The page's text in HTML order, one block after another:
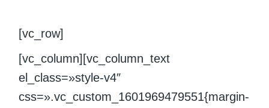
[vc_row]
[vc_column][vc_column_text
el_class=»style-v4″
css=».vc_custom_1601969479551{margin-